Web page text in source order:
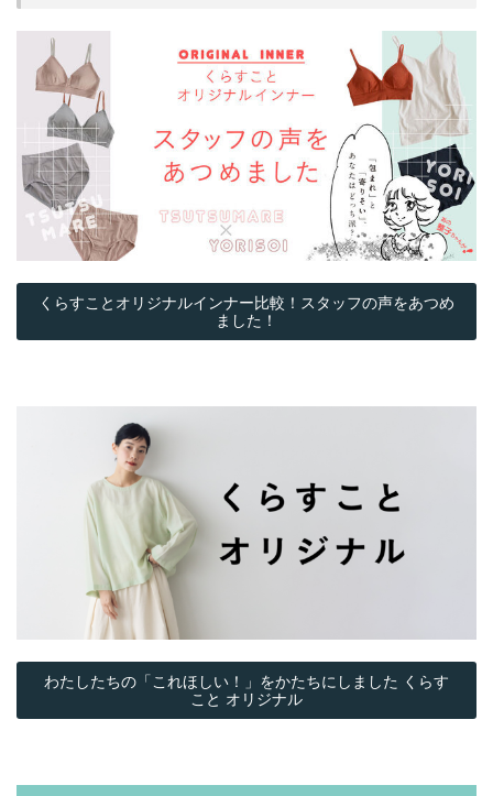
くらすことオリジナルインナー比較！スタッフの声をあつめ
ました！
わたしたちの「これほしい！」をかたちにしました くらす
こと オリジナル